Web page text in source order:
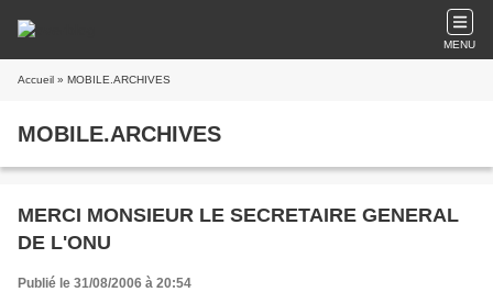
MENU
Accueil » MOBILE.ARCHIVES
MOBILE.ARCHIVES
MERCI MONSIEUR LE SECRETAIRE GENERAL
DE L'ONU
Publié le 31/08/2006 à 20:54